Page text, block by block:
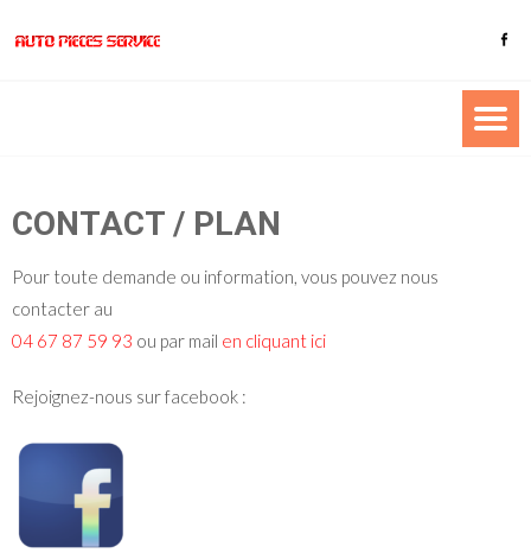
CONTACT / PLAN
Pour toute demande ou information, vous pouvez nous
contacter au
04 67 87 59 93 ou par mail en cliquant ici
Rejoignez-nous sur facebook :